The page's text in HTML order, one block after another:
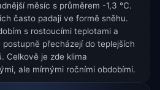
měsíc s průměrem -1,3 °C.
často padají ve formě sněhu.
s rostoucími teplotami a
přecházejí do teplejších
Celkově je zde klima
ale mírnými ročními obdobími.